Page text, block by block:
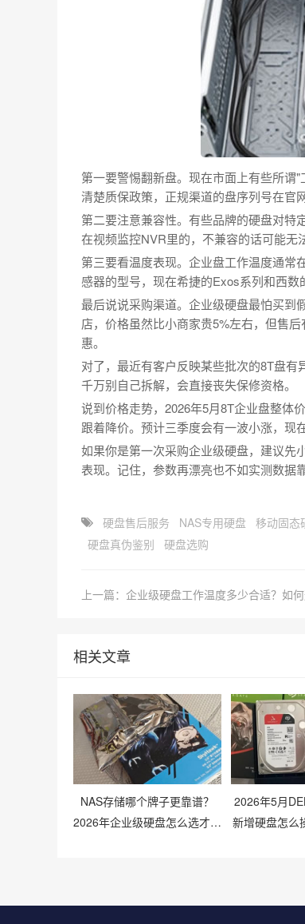
第一要警惕翻新盘。现在市面上有些所谓
清楚质保政策，正规渠道的盘序列号在官
第二要注意兼容性。有些品牌的硬盘对特
在视频监控NVR里的，不兼容的话可能无
第三要看温度表现。企业盘工作温度通
感器的型号，现在希捷的Exos系列和西数
最后说说采购渠道。企业级硬盘最怕买到
店，价格虽然比小商家贵5%左右，但售
惠。
对了，最近有客户反映某些批次的8T盘有
千万别自己拆解，会直接丧失保修资格。
说到价格走势，2026年5月8T企业盘整体
跟着降价。预计三季度会有一波小涨，现
如果你是第一次采购企业级硬盘，建议先
表现。记住，参数再漂亮也不如实测数据靠
硬盘售后服务 NAS专用硬盘 移动固态
硬盘真伪鉴别
硬盘选购
相关文章
NAS存储哪个牌子更靠谱？
2026年企业级硬盘怎么选才不
2026年5月
新增硬盘怎么